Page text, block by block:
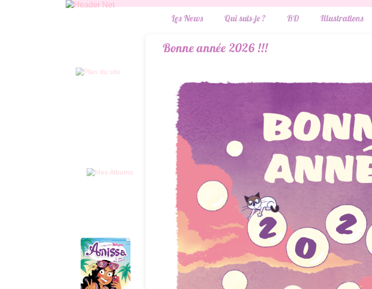
Les News Qui suis-je ? BD Illustrations
Bonne année 2026 !!!